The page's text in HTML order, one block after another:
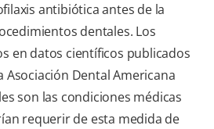
antibiótica antes de la
dentales. Los
en datos científicos publicados
Dental Americana
son las condiciones médicas
requerir de esta medida de